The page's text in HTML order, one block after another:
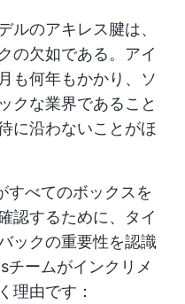
ルのアキレス腱は、
の欠如である。アイ
も何年もかかり、ソ
クな業界であること
に沿わないことがほ
すべてのボックスを
認するために、タイ
ックの重要性を認識
チームがインクリメ
理由です：